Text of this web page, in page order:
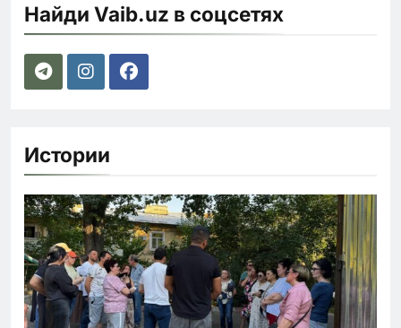
Найди Vaib.uz в соцсетях
Истории